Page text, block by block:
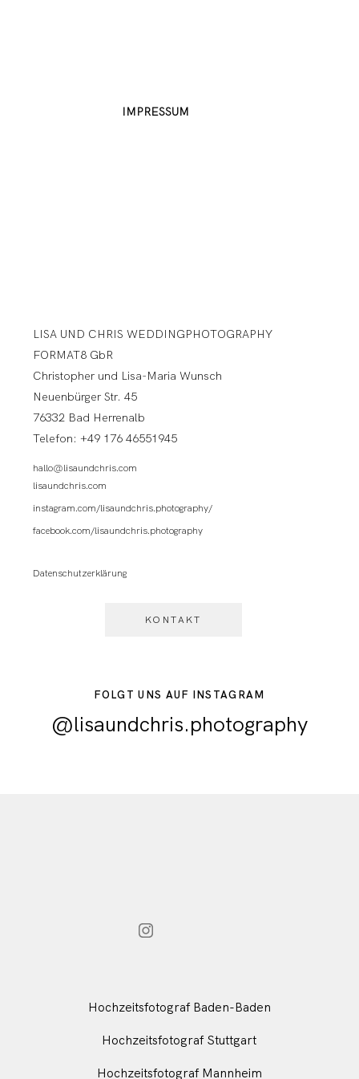
IMPRESSUM
LISA UND CHRIS WEDDINGPHOTOGRAPHY
FORMAT8 GbR
Christopher und Lisa-Maria Wunsch
Neuenbürger Str. 45
76332 Bad Herrenalb
Telefon: +49 176 46551945
hallo@lisaundchris.com
lisaundchris.com
instagram.com/lisaundchris.photography/
facebook.com/lisaundchris.photography
Datenschutzerklärung
KONTAKT
FOLGT UNS AUF INSTAGRAM
@lisaundchris.photography
Hochzeitsfotograf Baden-Baden
Hochzeitsfotograf Stuttgart
Hochzeitsfotograf Mannheim